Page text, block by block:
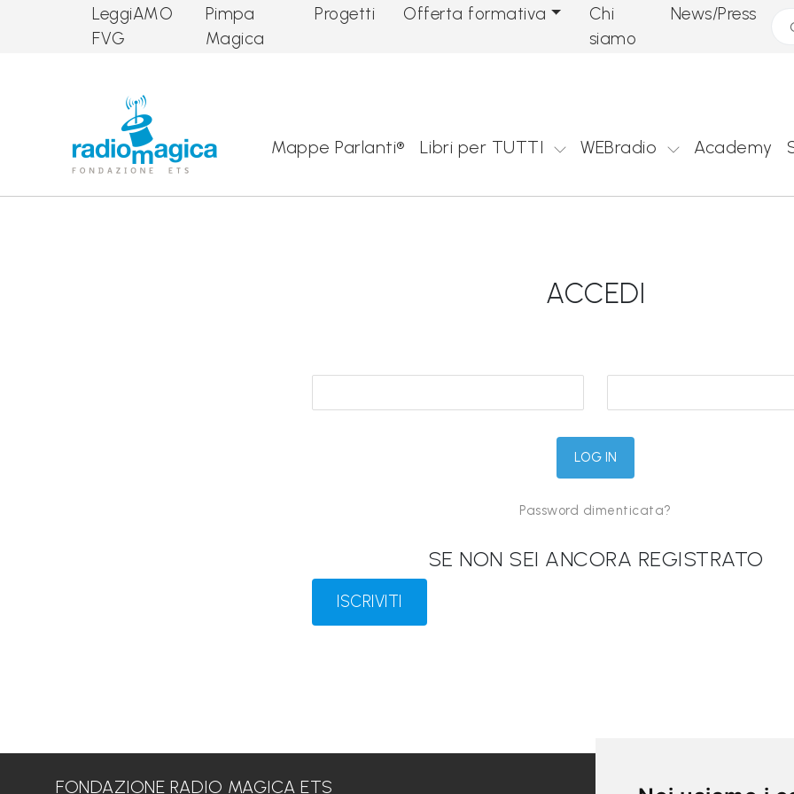
LeggiAMO
FVG
Pimpa
Magica
Progetti Offerta formativa
Chi
siamo
News/Press
Mappe Parlanti® Libri per TUTTI WEBradio Academy
ACCEDI
Password dimenticata?
SE NON SEI ANCORA REGISTRATO
ISCRIVITI
FONDAZIONE RADIO MAGICA ETS LINK UTILI